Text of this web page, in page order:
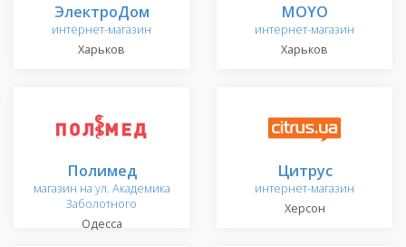
ЭлектроДом
интернет-магазин
Харьков
MOYO
интернет-магазин
Харьков
Полимед
магазин на ул. Академика
Заболотного
Одесса
Цитрус
интернет-магазин
Херсон